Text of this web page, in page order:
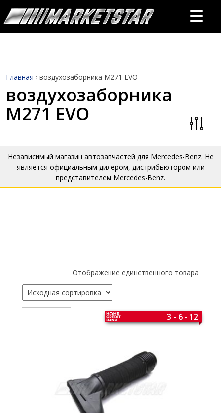
Главная › воздухозаборника М271 EVO
воздухозаборника
М271 EVO
Независимый магазин автозапчастей для Mercedes-Benz. Не
является официальным дилером, дистрибьютором или
представителем Mercedes-Benz.
Отображение единственного товара
3 - 6 - 12